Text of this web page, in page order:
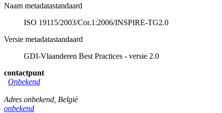
Naam metadatastandaard
ISO 19115/2003/Cor.1:2006/INSPIRE-TG2.0
Versie metadatastandaard
GDI-Vlaanderen Best Practices - versie 2.0
contactpunt
Onbekend
Adres onbekend België
onbekend